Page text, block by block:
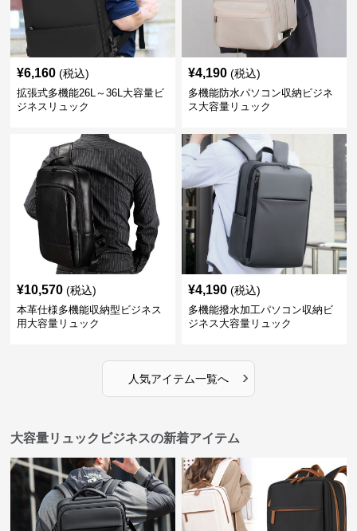
¥6,160 (税込)
拡張式多機能26L～36L大容量ビ
ジネスリュック
¥4,190 (税込)
多機能防水パソコン収納ビジネ
ス大容量リュック
¥10,570 (税込)
本革仕様多機能収納型ビジネス
用大容量リュック
¥4,190 (税込)
多機能撥水加工パソコン収納ビ
ジネス大容量リュック
人気アイテム一覧へ ›
大容量リュックビジネスの新着アイテム